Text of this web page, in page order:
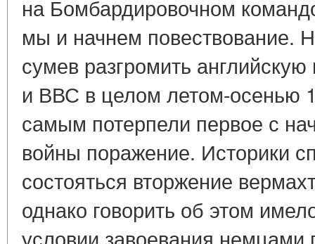
на Бомбардировочном
мы и начнем
сумев разгромить
и ВВС в целом летом-осенью
самым потерпели первое с
войны поражение. Историки
состояться вторжение
однако говорить об этом
условии завоевания немцами